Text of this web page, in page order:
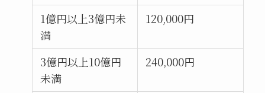
1億円以上3億円未
満
120,000円
3億円以上10億円
未満
240,000円